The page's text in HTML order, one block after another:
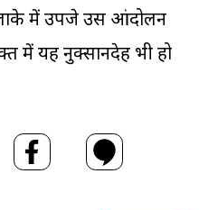
में उपजे उस आंदोलन
में यह नुक्सानदेह भी हो